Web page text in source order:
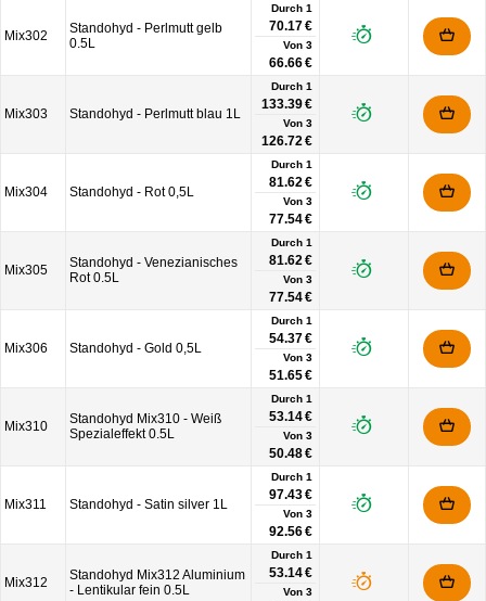
Mix302
Standohyd - Perlmutt gelb
0.5L
Durch 1
70.17 €
Von 3
66.66 €
Mix303 Standohyd - Perlmutt blau 1L
Durch 1
133.39 €
Von 3
126.72 €
Mix304 Standohyd - Rot 0,5L
Durch 1
81.62 €
Von 3
77.54 €
Mix305
Standohyd - Venezianisches
Rot 0.5L
Durch 1
81.62 €
Von 3
77.54 €
Mix306 Standohyd - Gold 0,5L
Durch 1
54.37 €
Von 3
51.65 €
Mix310
Standohyd Mix310 - Weiß
Spezialeffekt 0.5L
Durch 1
53.14 €
Von 3
50.48 €
Mix311 Standohyd - Satin silver 1L
Durch 1
97.43 €
Von 3
92.56 €
Mix312
Standohyd Mix312 Aluminium
- Lentikular fein 0.5L
Durch 1
53.14 €
Von 3